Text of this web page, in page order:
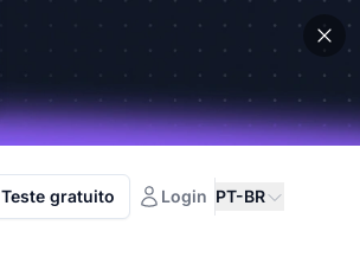
Teste gratuito Login PT-BR